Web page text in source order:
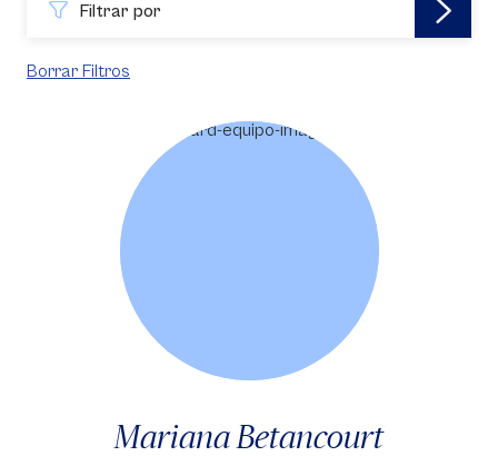
Filtrar por
Borrar Filtros
Mariana Betancourt